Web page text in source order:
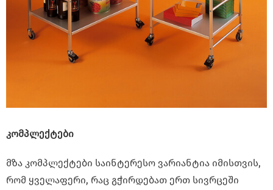
კომპლექტები
მზა კომპლექტები საინტერესო ვარიანტია იმისთვის,
რომ ყველაფერი, რაც გჭირდებათ ერთ სივრცეში